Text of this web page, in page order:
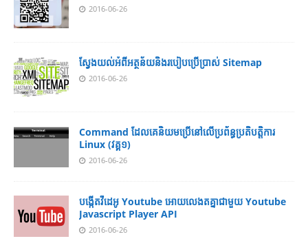
2016-06-26
ស្វែង​យល់​​អំពី​អត្ថន័យ​​និង​របៀប​​ប្រើ​ប្រាស់​ Sitemap
2016-06-26
Command ដែល​​គេ​​និយម​​ប្រើ​​នៅ​លើ​​ប្រព័ន្ធ​​ប្រតិបត្តិការ​
Linux (វគ្គ១)
2016-06-26
បង្កើតវីដេអូ Youtube អោយ​លេងតគ្នាជាមួយ Youtube
Javascript Player API
2016-06-26